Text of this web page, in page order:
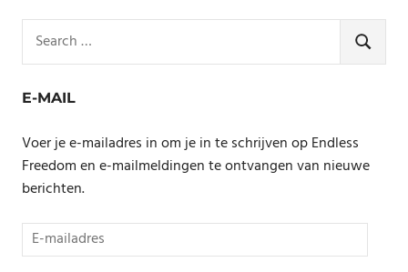
for:
SEARCH
E-MAIL
Voer je e-mailadres in om je in te schrijven op Endless
Freedom en e-mailmeldingen te ontvangen van nieuwe
berichten.
E-
mailadres